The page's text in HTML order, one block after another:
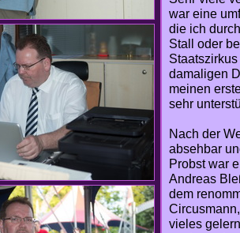
war eine
die ich
Stall oder
damaligen
meinen
sehr
Nach der
absehbar
Probst war
Andreas
dem
vieles